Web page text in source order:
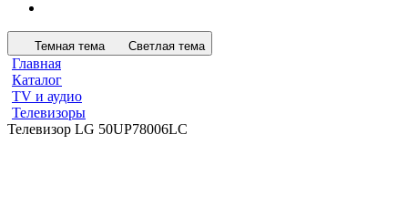
Темная тема Светлая тема
Главная
Каталог
TV и аудио
Телевизоры
Телевизор LG 50UP78006LC